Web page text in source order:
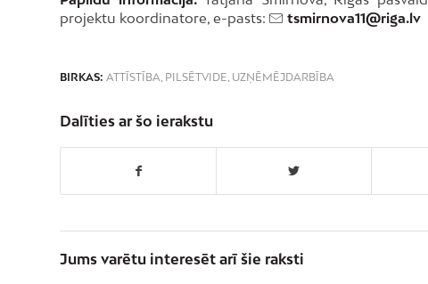
projektu koordinatore, e-pasts:
tsmirnova11@riga.lv
BIRKAS: ATTĪSTĪBA, PILSĒTVIDE, UZŅĒMĒJDARBĪBA
Dalīties ar šo ierakstu
Jums varētu interesēt arī šie raksti